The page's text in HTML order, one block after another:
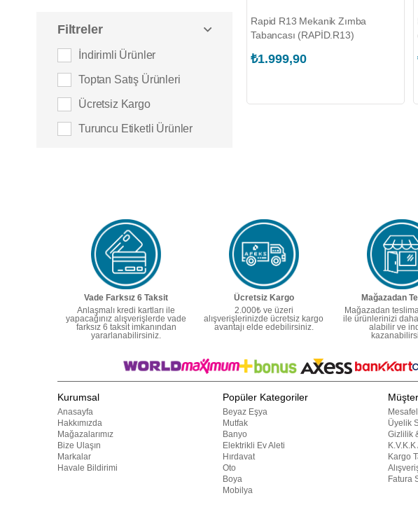
Filtreler
İndirimli Ürünler
Toptan Satış Ürünleri
Ücretsiz Kargo
Turuncu Etiketli Ürünler
Rapid R13 Mekanik Zımba
Tabancası (RAPİD.R13)
₺1.999,90
Vade Farksız 6 Taksit
Anlaşmalı kredi kartları ile
yapacağınız alışverişlerde vade
farksız 6 taksit imkanından
yararlanabilirsiniz.
Ücretsiz Kargo
2.000₺ ve üzeri
alışverişlerinizde ücretsiz kargo
avantajı elde edebilirsiniz.
Mağazadan
Mağazadan
ile ürünlerinizi daha
alabilir ve
Kurumsal
Anasayfa
Hakkımızda
Mağazalarımız
Bize Ulaşın
Markalar
Havale Bildirimi
Popüler Kategoriler
Beyaz Eşya
Mutfak
Banyo
Elektrikli Ev Aleti
Hırdavat
Oto
Boya
Mobilya
Üyelik
Gizlilik
Kargo
Fatura